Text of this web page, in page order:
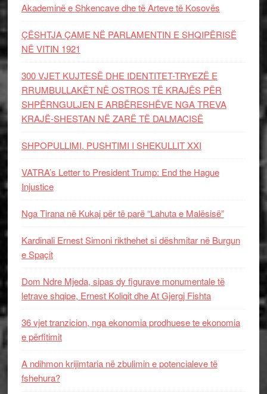
Akademinë e Shkencave dhe të Arteve të Kosovës
ÇËSHTJA ÇAME NË PARLAMENTIN E SHQIPËRISË
NË VITIN 1921
300 VJET KUJTESË DHE IDENTITET-TRYEZË E
RRUMBULLAKËT NË OSTROS TË KRAJËS PËR
SHPËRNGULJEN E ARBËRESHËVE NGA TREVA
KRAJË-SHESTAN NË ZARË TË DALMACISË
SHPOPULLIMI, PUSHTIMI I SHEKULLIT XXI
VATRA’s Letter to President Trump: End the Hague
Injustice
Nga Tirana në Kukaj për të parë “Lahuta e Malësisë”
Kardinali Ernest Simoni rikthehet si dëshmitar në Burgun
e Spaçit
Dom Ndre Mjeda, sipas dy figurave monumentale të
letrave shqipe, Ernest Koliqit dhe At Gjergj Fishta
36 vjet tranzicion, nga ekonomia prodhuese te ekonomia
e përfitimit
A ndihmon krijimtaria në zbulimin e potencialeve të
fshehura?